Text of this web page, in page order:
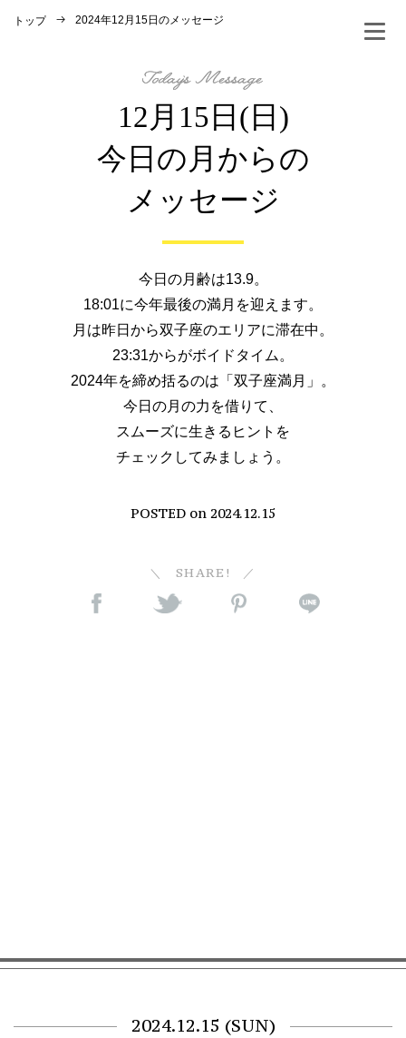
トップ 2024年12月15日のメッセージ
12月15日(日)
今日の月からの
メッセージ
今日の月齢は13.9。
18:01に今年最後の満月を迎えます。
月は昨日から双子座のエリアに滞在中。
23:31からがボイドタイム。
2024年を締め括るのは「双子座満月」。
今日の月の力を借りて、
スムーズに生きるヒントを
チェックしてみましょう。
POSTED on 2024.12.15
SHARE!
2024.12.15 (SUN)